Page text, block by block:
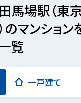
馬場駅（東
のマンショ
覧
一戸建て